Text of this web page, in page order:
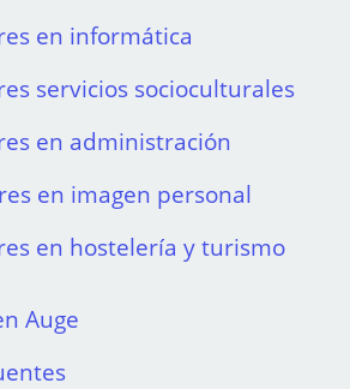
en informática
servicios socioculturales
en administración
en imagen personal
en hostelería y turismo
Auge